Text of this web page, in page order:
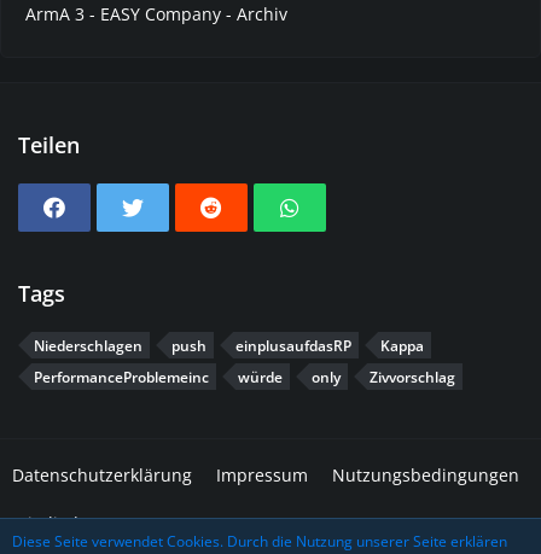
ArmA 3 - EASY Company - Archiv
Teilen
Tags
Niederschlagen push einplusaufdasRP
Kappa
PerformanceProblemeinc
würde only Zivvorschlag
Datenschutzerklärung Impressum Nutzungsbedingungen
Mitglieder
Diese Seite verwendet Cookies. Durch die Nutzung unserer Seite erklären